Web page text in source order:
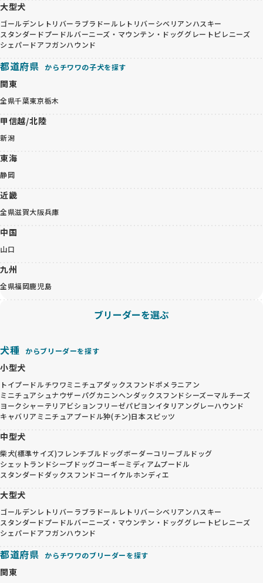
大型犬
ゴールデンレトリバー ラブラドールレトリバーシベリアンハスキー
スタンダードプードルバーニーズ・マウンテン・ドッググレートピレニーズ
シェパードアフガンハウンド
都道府県 からチワワの子犬を探す
関東
全県千葉東京栃木
甲信越/北陸
新潟
東海
静岡
近畿
全県滋賀大阪兵庫
中国
山口
九州
全県福岡鹿児島
ブリーダーを選ぶ
犬種 からブリーダーを探す
小型犬
トイプードルチワワミニチュアダックスフンドポメラニアン
ミニチュアシュナウザーパグカニンヘンダックスフンドシーズーマルチーズ
ヨークシャーテリアビションフリーゼパピヨンイタリアングレーハウンド
キャバリア ミニチュアプードル狆(チン)日本スピッツ
中型犬
柴犬(標準サイズ)フレンチブルドッグボーダーコリーブルドッグ
シェットランドシープドッグコーギーミディアムプードル
スタンダードダックスフンドコーイケルホンディエ
大型犬
ゴールデンレトリバー ラブラドールレトリバーシベリアンハスキー
スタンダードプードルバーニーズ・マウンテン・ドッググレートピレニーズ
シェパードアフガンハウンド
都道府県 からチワワのブリーダーを探す
関東